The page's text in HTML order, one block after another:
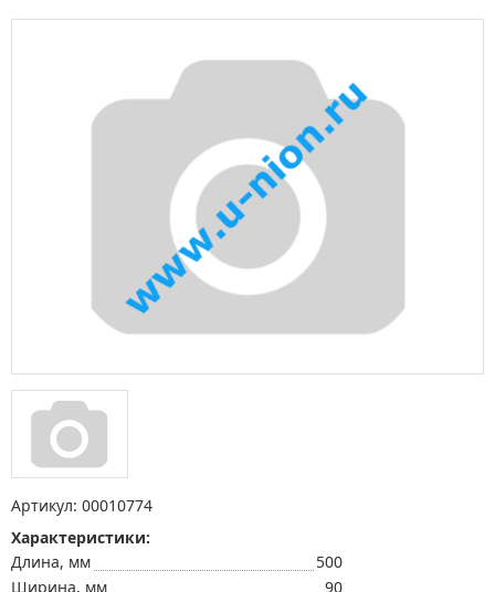
Артикул: 00010774
Характеристики:
Длина, мм
500
Ширина, мм
90